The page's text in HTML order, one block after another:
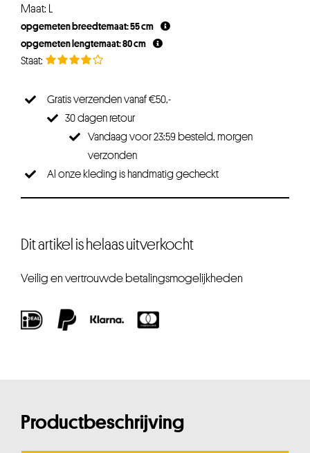
Maat: L
opgemeten breedtemaat: 55 cm
opgemeten lengtemaat: 80 cm
Gratis verzenden vanaf €50,-
30 dagen retour
Vandaag voor 23:59 besteld, morgen
verzonden
Al onze kleding is handmatig gecheckt
Dit artikel is helaas uitverkocht
Veilig en vertrouwde betalingsmogelijkheden
Productbeschrijving